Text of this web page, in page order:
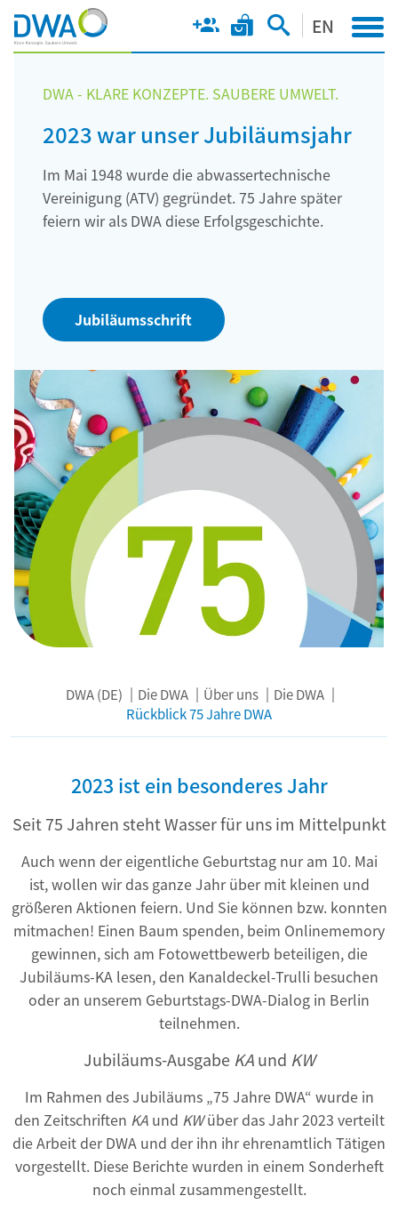
EN
DWA - KLARE KONZEPTE. SAUBERE UMWELT.
2023 war unser Jubiläumsjahr
Im Mai 1948 wurde die abwassertechnische
Vereinigung (ATV) gegründet. 75 Jahre später
feiern wir als DWA diese Erfolgsgeschichte.
Jubiläumsschrift
DWA (DE) Die DWA Über uns
Die DWA
Rückblick 75 Jahre DWA
2023 ist ein besonderes Jahr
Seit 75 Jahren steht Wasser für uns im Mittelpunkt
Auch wenn der eigentliche Geburtstag nur am 10. Mai
ist, wollen wir das ganze Jahr über mit kleinen und
größeren Aktionen feiern. Und Sie können bzw. konnten
mitmachen! Einen Baum spenden, beim Onlinememory
gewinnen, sich am Fotowettbewerb beteiligen, die
Jubiläums-KA lesen, den Kanaldeckel-Trulli besuchen
oder an unserem Geburtstags-DWA-Dialog in Berlin
teilnehmen.
Jubiläums-Ausgabe KAund KW
Im Rahmen des Jubiläums „75 Jahre DWA“ wurde in
den Zeitschriften KAund KWüber das Jahr 2023 verteilt
die Arbeit der DWA und der ihn ihr ehrenamtlich Tätigen
vorgestellt. Diese Berichte wurden in einem Sonderheft
noch einmal zusammengestellt.